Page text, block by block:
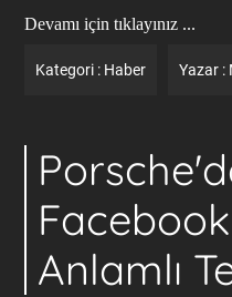
Devamı için tıklayınız ...
Kategori : Haber Yazar :
Anlamlı